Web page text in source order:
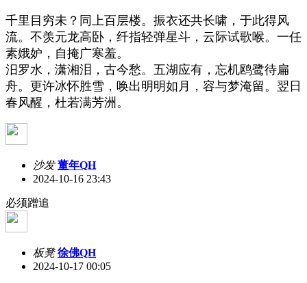
千里目穷未？同上百层楼。振衣还共长啸，于此得风
流。不羡元龙高卧，纤指轻弹星斗，云际试歌喉。一任
素娥妒，自掩广寒羞。
汨罗水，潇湘泪，古今愁。五湖应有，忘机鸥鹭待扁
舟。更许冰怀胜雪，唤出明明如月，容与梦淹留。翌日
春风醒，杜若满芳洲。
沙发 董年QH
2024-10-16 23:43
必须蹭追
板凳 徐佛QH
2024-10-17 00:05